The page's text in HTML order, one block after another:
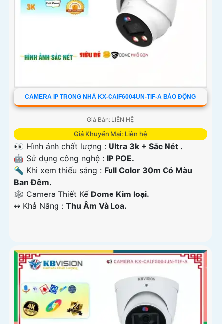
CAMERA IP TRONG NHÀ KX-CAIF6004UN-TIF-A BÁO ĐỘNG
Giá Bán: LIÊN HỆ
Giá Khuyến Mại: Liên hệ
👀 Hình ảnh chất lượng : Ultra 3k + Sắc Nét .
🤖️ Sử dụng công nghệ : IP POE.
🔦 Khi xem thiếu sáng : Full Color 30m Có Màu
Ban Ðêm.
🕸️ Camera Thiết Kế Dome Kim loại.
️↭ Khả Năng : Thu Âm Và Loa.